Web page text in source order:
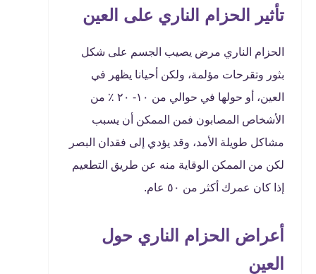
تأثير الحزام الناري على العين
الحزام الناري مرض يصيب الجسم على شكل
بثور وتقرحات مؤلمة، ولكن أحيانا يظهر في
العين، أو حولها في حوالي من ١٠- ٢٠ ٪ من
الأشخاص المصابون فمن الممكن أن يسبب
مشاكل طويلة الأمد، وقد يؤدي إلى فقدان البصر
لكن من الممكن الوقاية منه عن طريق التطعيم
إذا كان عمرك أكثر من ٥٠ عام.
أعراض الحزام الناري حول
العين